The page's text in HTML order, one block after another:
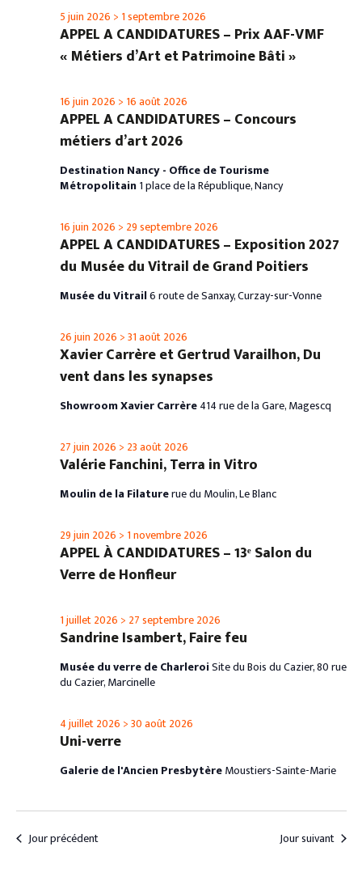
APPEL A CANDIDATURES – Prix AAF-VMF
« Métiers d’Art et Patrimoine Bâti »
5 juin 2026 > 1 septembre 2026
APPEL A CANDIDATURES – Concours
métiers d’art 2026
16 juin 2026 > 16 août 2026
Destination Nancy - Office de Tourisme
Métropolitain1 place de la République, Nancy
APPEL A CANDIDATURES – Exposition 2027
du Musée du Vitrail de Grand Poitiers
16 juin 2026 > 29 septembre 2026
Musée du Vitrail6 route de Sanxay, Curzay-sur-Vonne
Xavier Carrère et Gertrud Varailhon, Du
vent dans les synapses
26 juin 2026 >31 août 2026
Showroom Xavier Carrère414 rue de la Gare, Magescq
Valérie Fanchini, Terra in Vitro
27 juin 2026 > 23 août 2026
Moulin de la Filaturerue du Moulin, Le Blanc
APPEL À CANDIDATURES – 13ᵉ Salon du
Verre de Honfleur
29 juin 2026 > 1 novembre 2026
Sandrine Isambert, Faire feu
1 juillet 2026 > 27 septembre 2026
Musée du verre de CharleroiSite du Bois du Cazier, 80 rue
du Cazier, Marcinelle
Uni-verre
4 juillet 2026 >30 août 2026
Galerie de l'Ancien PresbytèreMoustiers-Sainte-Marie
Jour précédent Jour suivant